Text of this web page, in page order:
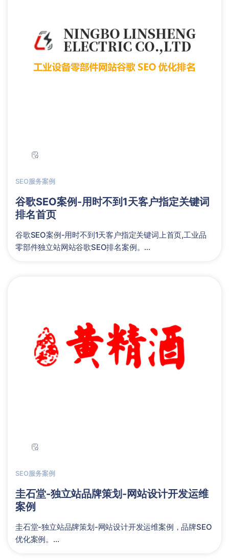
SEO服务案例
谷歌SEO案例-用时不到1天客户指定关键词
排名首页
谷歌SEO案例-用时不到1天客户指定关键词上首页,工业品
零部件独立站网站谷歌SEO排名案例。...
SEO服务案例
圭石堂-独立站品牌策划-网站设计开发运维
案例
圭石堂-独立站品牌策划-网站设计开发运维案例，品牌SEO
优化案例。...